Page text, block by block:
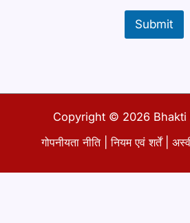
Submit
Copyright © 2026 Bhakti
गोपनीयता नीति|नियम एवं शर्तें|